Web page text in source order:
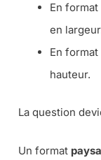
En
en
En
hauteur.
La question
Un format